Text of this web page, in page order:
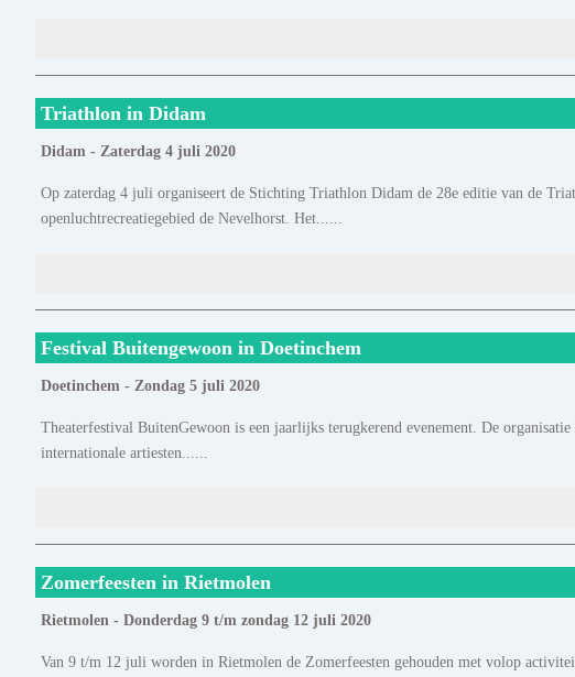
Triathlon in Didam
Didam - Zaterdag 4 juli 2020
Op zaterdag 4 juli organiseert de Stichting Triathlon Didam de 28e editie van de
openluchtrecreatiegebied de Nevelhorst. Het......
Festival Buitengewoon in Doetinchem
Doetinchem - Zondag 5 juli 2020
Theaterfestival BuitenGewoon is een jaarlijks terugkerend evenement. De
internationale artiesten......
Zomerfeesten in Rietmolen
Rietmolen - Donderdag 9 t/m zondag 12 juli 2020
Van 9 t/m 12 juli worden in Rietmolen de Zomerfeesten gehouden met volop